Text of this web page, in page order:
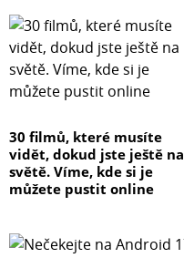
30 filmů, které musíte
vidět, dokud jste ještě na
světě. Víme, kde si je
můžete pustit online